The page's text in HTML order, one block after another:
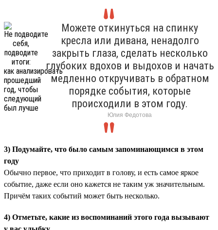
Можете откинуться на спинку
кресла или дивана, ненадолго
закрыть глаза, сделать несколько
глубоких вдохов и выдохов и начать
медленно откручивать в обратном
порядке события, которые
происходили в этом году.
Юлия Федотова
3) Подумайте, что было самым запоминающимся в этом
году
Обычно первое, что приходит в голову, и есть самое яркое
событие, даже если оно кажется не таким уж значительным.
Причём таких событий может быть несколько.
4) Отметьте, какие из воспоминаний этого года вызывают